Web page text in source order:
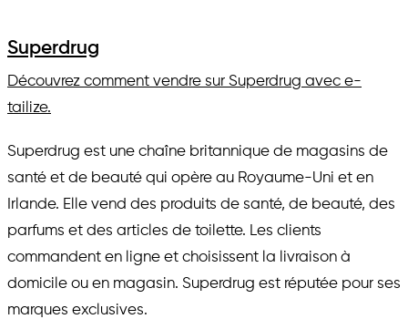
Superdrug
Découvrez comment vendre sur Superdrug avec e-
tailize.
Superdrug est une chaîne britannique de magasins de
santé et de beauté qui opère au Royaume-Uni et en
Irlande. Elle vend des produits de santé, de beauté, des
parfums et des articles de toilette. Les clients
commandent en ligne et choisissent la livraison à
domicile ou en magasin. Superdrug est réputée pour ses
marques exclusives.